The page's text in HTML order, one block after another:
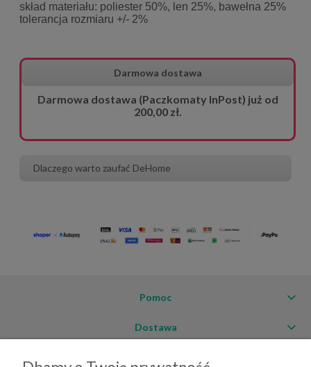
skład materiału: poliester 50%, len 25%, bawełna 25%
tolerancja rozmiaru +/- 2%
Darmowa dostawa
Darmowa dostawa (Paczkomaty InPost) już od
200,00 zł.
Dlaczego warto zaufać DeHome
Pomoc
Dostawa